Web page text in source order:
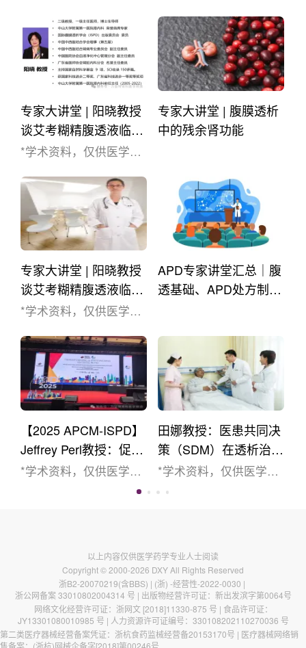
率约为55%。然而，在
临床实践中，这一症....
作能力显著提高腹透选
择率
专家大讲堂 | 阳晓教授
谈艾考糊精腹透液临床
应用中备受关注的五大
*学术资料，仅供医学药
言：自2022年3月开出国
内第一张处方以来，艾
考糊精腹透液为腹透患
者带来了新的治疗选
择，而且帮助患者更好
的回归社会和工作，提
升生活质量。随着艾考
糊精腹透液在临床应用
的增加，临床一线也会
面临一些新问题，主要
聚焦在如何最大化的发
挥艾考糊精腹透液的优
势，比如 “....
专家大讲堂 | 腹膜透析
中的残余肾功能
专家大讲堂 | 阳晓教授
谈艾考糊精腹透液临床
应用中备受关注的五大
*学术资料，仅供医学药
言：自2022年3月开出国
内第一张处方以来，艾
考糊精腹透液为腹透患
者带来了新的治疗选
择，而且帮助患者更好
的回归社会和工作，提
升生活质量。随着艾考
糊精腹透液在临床应用
的增加，临床一线也会
APD专家讲堂汇总｜腹
透基础、APD处方制定
【2025 APCM-ISPD】
Jeffrey Perl教授：促进
腹透患者的生活参与
*学术资料，仅供医学药
太分会会议(APCM-
ISPD)圆满落幕。本次会
议主题是“变革&赋能腹
膜透析成功
(Transforming &
Empowering Success in
田娜教授：医患共同决
策（SDM）在透析治疗
中的循证实践与创新发
展
*学术资料，仅供医学药
学专业人士阅读参考*编
中的价值，时至今日，
这一理念已在众多疾病
领域受到广泛关注。作
为一种以患者为中心的
医疗决策模式，SDM在
终末期肾病（ESKD）患
以上内容仅供医学药学专业人士阅读
Copyright © 2000-2026 DXY All Rights Reserved
浙B2-20070219(含BBS) | (浙) -经营性-2022-0030 |
浙公网备案 33010802004314 号 | 出版物经营许可证： 新出发滨字第0064号
网络文化经营许可证： 浙网文 [2018]11330-875 号 | 食品许可证：
JY13301080010985 号 | 人力资源许可证编号： 330108202110270036 号
第二类医疗器械经营备案凭证：浙杭食药监械经营备20153170号 | 医疗器械网络销
售备案：(浙杭)网械企备字[2018]第00246号